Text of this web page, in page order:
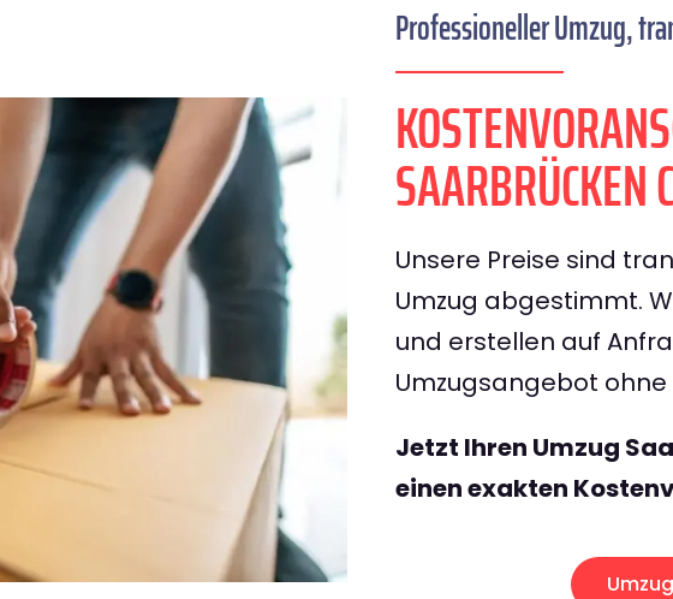
Professioneller Umzug,
SAARBRÜCKEN
Unsere Preise sind
Umzug abgestimmt.
und erstellen auf
Umzugsangebot
Jetzt Ihren Umzug
einen exakten